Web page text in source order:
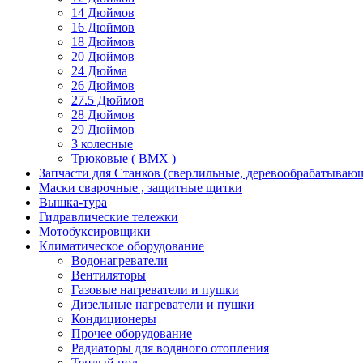
14 Дюймов
16 Дюймов
18 Дюймов
20 Дюймов
24 Дюйма
26 Дюймов
27.5 Дюймов
28 Дюймов
29 Дюймов
3 колесные
Трюковые ( BMX )
Запчасти для Станков (сверлильные,
Маски сварочные , защитные щитки
Вышка-тура
Гидравлические тележки
Мотобуксировщики
Климатическое оборудование
Водонагреватели
Вентиляторы
Газовые нагреватели и пушки
Дизельные нагреватели и пушки
Кондиционеры
Прочее оборудование
Радиаторы для водяного отопления